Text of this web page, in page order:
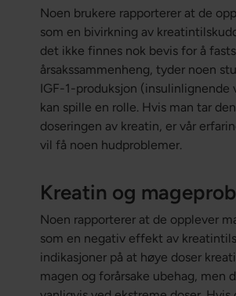
Noen brukere rapporterer at de
som en bivirkning av
det ikke finnes nok bevis for å
årsakssammenheng, tyder noen
IGF-1-produksjon (insulinlignende
kan spille en rolle. Hvis man tar
doseringen av kreatin, er vår
vil få noen hudproblemer.
Kreatin og
Noen rapporterer at de opplever
som en negativ effekt av
indikasjoner på at høye doser
magen og forårsake ubehag, men